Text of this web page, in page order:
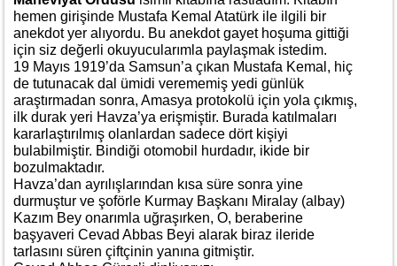
hemen girişinde Mustafa Kemal Atatürk ile ilgili bir
anekdot yer alıyordu. Bu anekdot gayet hoşuma gittiği
için siz değerli okuyucularımla paylaşmak istedim.
19 Mayıs 1919’da Samsun’a çıkan Mustafa Kemal, hiç
de tutunacak dal ümidi verememiş yedi günlük
araştırmadan sonra, Amasya protokolü için yola çıkmış,
ilk durak yeri Havza’ya erişmiştir. Burada katılmaları
kararlaştırılmış olanlardan sadece dört kişiyi
bulabilmiştir. Bindiği otomobil hurdadır, ikide bir
bozulmaktadır.
Havza’dan ayrılışlarından kısa süre sonra yine
durmuştur ve şoförle Kurmay Başkanı Miralay (albay)
Kazım Bey onarımla uğraşırken, O, beraberine
başyaveri Cevad Abbas Beyi alarak biraz ileride
tarlasını süren çiftçinin yanına gitmiştir.